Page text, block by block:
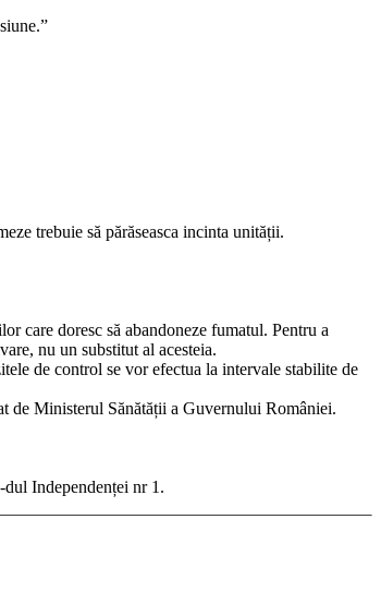
trebuie să părăseasca incinta unității.
care doresc să abandoneze fumatul. Pentru a
nu un substitut al acesteia.
de control se vor efectua la intervale stabilite de
de Ministerul Sănătății a Guvernului României.
Independenței nr 1.